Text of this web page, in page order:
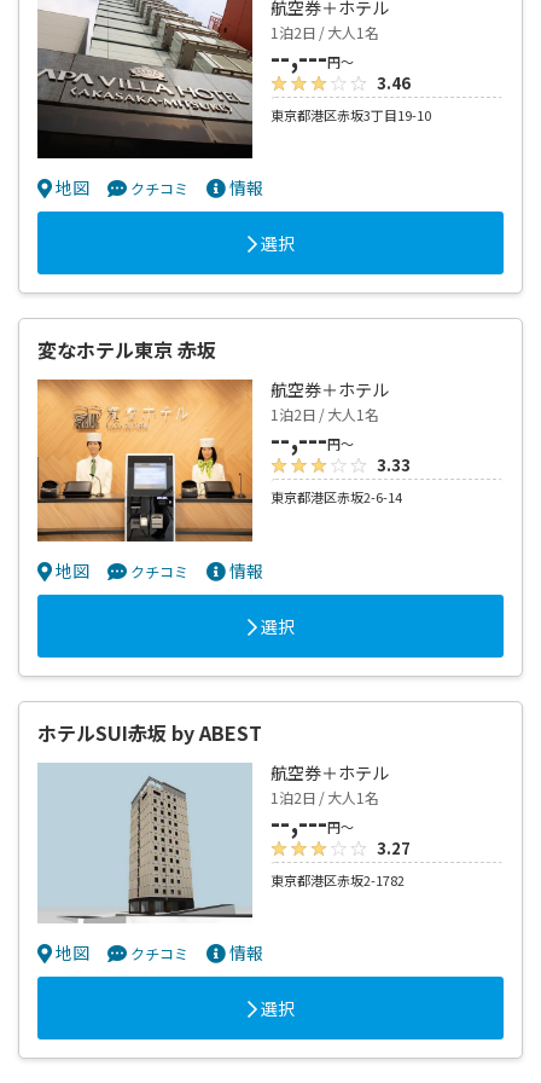
航空券＋ホテル
1泊2日 / 大人1名
--,---円～
3.46
東京都港区赤坂3丁目19-10
地図 クチコミ 情報
選択
変なホテル東京 赤坂
航空券＋ホテル
1泊2日 / 大人1名
--,---円～
3.33
東京都港区赤坂2-6-14
地図 クチコミ 情報
選択
ホテルSUI赤坂 by ABEST
航空券＋ホテル
1泊2日 / 大人1名
--,---円～
3.27
東京都港区赤坂2-1782
地図 クチコミ 情報
選択